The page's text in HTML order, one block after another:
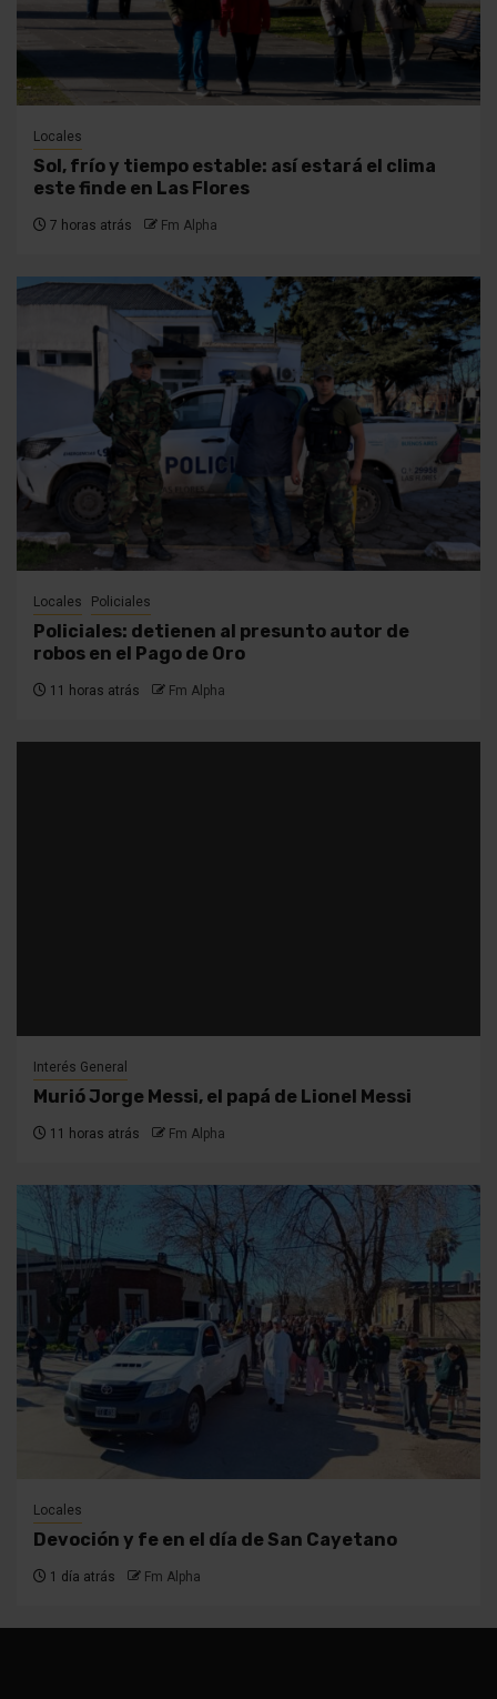
Locales
Sol, frío y tiempo estable: así estará el clima
este finde en Las Flores
7 horas atrás Fm Alpha
Locales Policiales
Policiales: detienen al presunto autor de
robos en el Pago de Oro
11 horas atrás Fm Alpha
Interés General
Murió Jorge Messi, el papá de Lionel Messi
11 horas atrás Fm Alpha
Locales
Devoción y fe en el día de San Cayetano
1 día atrás Fm Alpha